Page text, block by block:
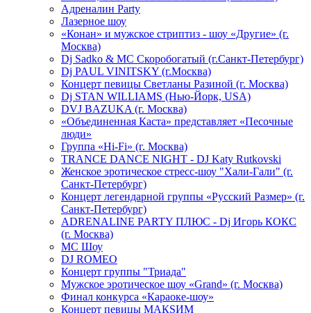
Адреналин Party
Лазерное шоу
«Конан» и мужское стриптиз - шоу «Другие» (г.
Москва)
Dj Sadko & МС Скоробогатый (г.Санкт-Петербург)
Dj PAUL VINITSKY (г.Москва)
Концерт певицы Светланы Разиной (г. Москва)
Dj STAN WILLIAMS (Нью-Йорк, USA)
DVJ BAZUKA (г. Москва)
«Объединенная Каста» представляет «Песочные
люди»
Группа «Hi-Fi» (г. Москва)
TRANCE DANCE NIGHT - DJ Katy Rutkovski
Женское эротическое стресс-шоу "Хали-Гали" (г.
Санкт-Петербург)
Концерт легендарной группы «Русский Размер» (г.
Санкт-Петербург)
ADRENALINE PARTY ПЛЮС - Dj Игорь КОКС
(г. Москва)
MC Шоу
DJ ROMEO
Концерт группы "Триада"
Мужское эротическое шоу «Grand» (г. Москва)
Финал конкурса «Караоке-шоу»
Концерт певицы МАКSИМ